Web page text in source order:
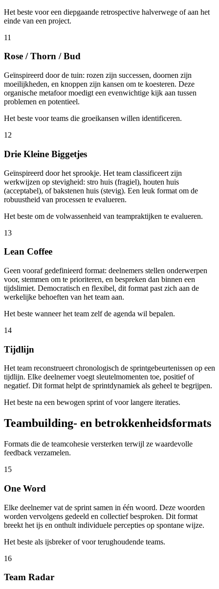
Het beste voor een diepgaande retrospective halverwege of aan het
einde van een project.
11
Rose / Thorn / Bud
Geïnspireerd door de tuin: rozen zijn successen, doornen zijn
moeilijkheden, en knoppen zijn kansen om te koesteren. Deze
organische metafoor moedigt een evenwichtige kijk aan tussen
problemen en potentieel.
Het beste voor teams die groeikansen willen identificeren.
12
Drie Kleine Biggetjes
Geïnspireerd door het sprookje. Het team classificeert zijn
werkwijzen op stevigheid: stro huis (fragiel), houten huis
(acceptabel), of bakstenen huis (stevig). Een leuk format om de
robuustheid van processen te evalueren.
Het beste om de volwassenheid van teampraktijken te evalueren.
13
Lean Coffee
Geen vooraf gedefinieerd format: deelnemers stellen onderwerpen
voor, stemmen om te prioriteren, en bespreken dan binnen een
tijdslimiet. Democratisch en flexibel, dit format past zich aan de
werkelijke behoeften van het team aan.
Het beste wanneer het team zelf de agenda wil bepalen.
14
Tijdlijn
Het team reconstrueert chronologisch de sprintgebeurtenissen op een
tijdlijn. Elke deelnemer voegt sleutelmomenten toe, positief of
negatief. Dit format helpt de sprintdynamiek als geheel te begrijpen.
Het beste na een bewogen sprint of voor langere iteraties.
Teambuilding- en betrokkenheidsformats
Formats die de teamcohesie versterken terwijl ze waardevolle
feedback verzamelen.
15
One Word
Elke deelnemer vat de sprint samen in één woord. Deze woorden
worden vervolgens gedeeld en collectief besproken. Dit format
breekt het ijs en onthult individuele percepties op spontane wijze.
Het beste als ijsbreker of voor terughoudende teams.
16
Team Radar